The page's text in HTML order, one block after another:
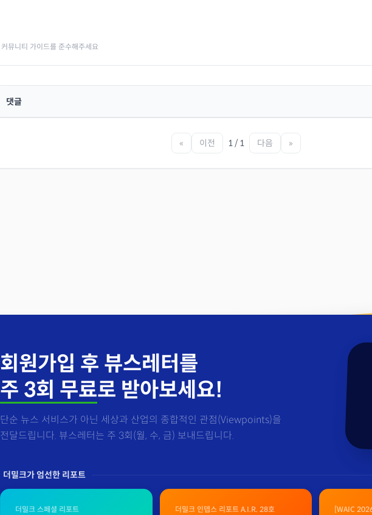
커뮤니티 가이드를 준수해주세요
댓글
« 이전 1 / 1 다음 »
회원가입 후 뷰스레터를
주 3회 무료로 받아보세요!
단순 뉴스 서비스가 아닌 세상과 산업의 종합적인 관점(Viewpoints)을
전달드립니다. 뷰스레터는 주 3회(월, 수, 금) 보내드립니다.
더밀크가 엄선한 리포트
더밀크 스페셜 리포트 더밀크 인뎁스 리포트 A.I.R. 28호
[WAIC